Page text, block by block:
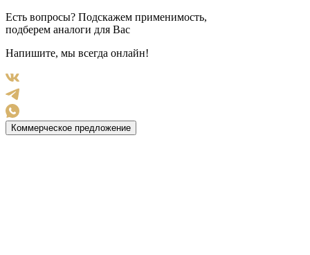
Есть вопросы? Подскажем применимость,
подберем аналоги для Вас
Напишите, мы всегда онлайн!
Коммерческое предложение